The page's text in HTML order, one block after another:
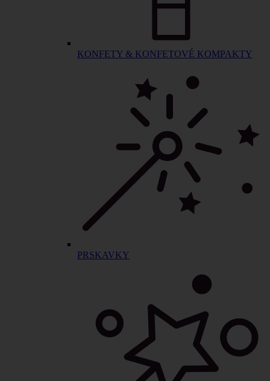
KONFETY & KONFETOVÉ KOMPAKTY
PRSKAVKY